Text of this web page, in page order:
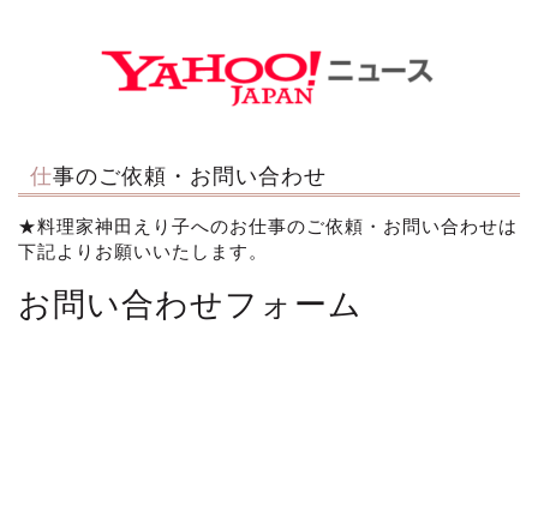
仕事のご依頼・お問い合わせ
★料理家神田えり子へのお仕事のご依頼・お問い合わせは
下記よりお願いいたします。
お問い合わせフォーム